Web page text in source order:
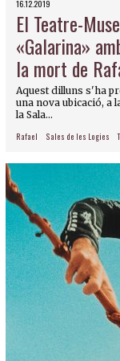
16.12.2019
El Teatre-
«Galarina»
la mort de
Aquest dilluns s'ha
una nova ubicació, a
la Sala...
Rafael Sales de les Logies